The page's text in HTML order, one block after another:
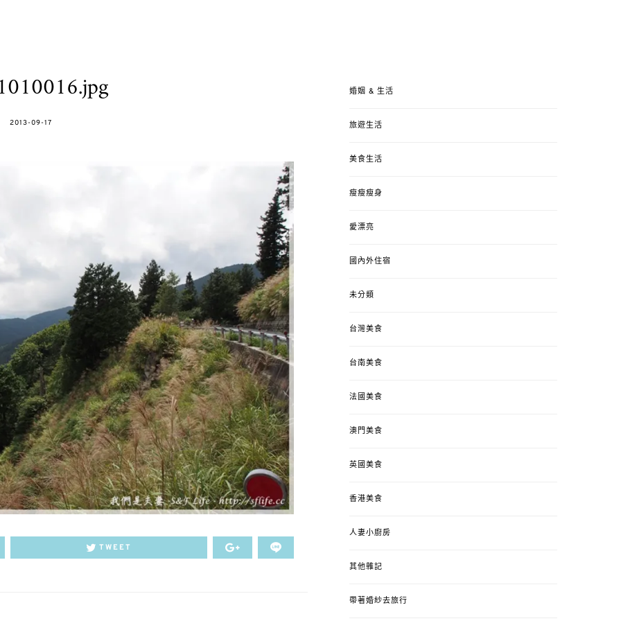
POSTED
2013-09-17
TWEET
婚姻 & 生活
旅遊生活
美食生活
瘦瘦瘦身
愛漂亮
國內外住宿
未分類
台灣美食
台南美食
法國美食
澳門美食
英國美食
香港美食
人妻小廚房
其他雜記
帶著婚紗去旅行